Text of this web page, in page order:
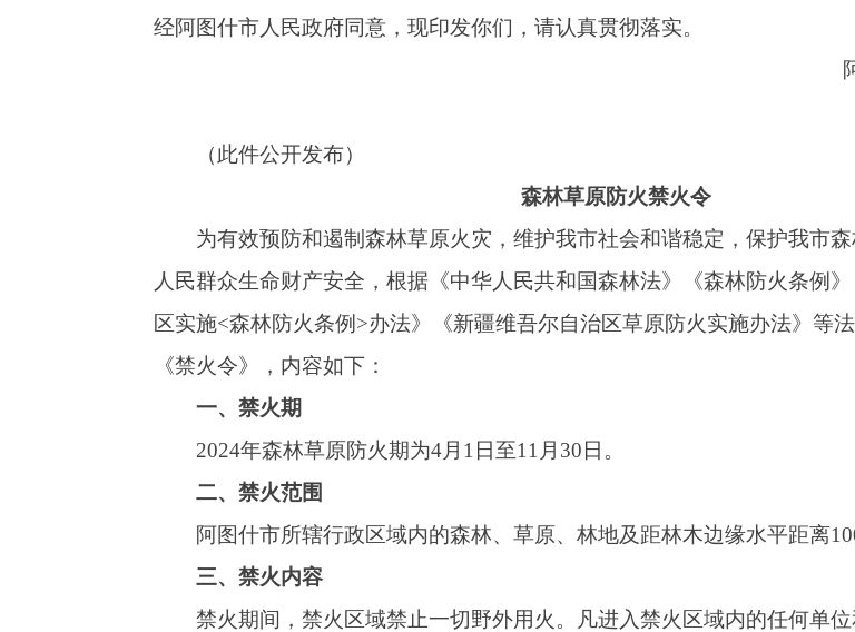
森林草原防火禁火令
《禁火令》，内容如下：
2024年森林草原防火期为4月1日至11月30日。
三、禁火内容
禁火期间，禁火区域禁止一切野外用火。凡进入禁火区域内的任何单位和个人不得实施以
下行为：
（一）携带火源、火种及易燃易爆物品。
（二）坟头烧纸或烧香、燃放烟花爆竹、吸烟、野炊。
（四）未经批准的施工用火。
（五）农林结合部位烧秸秆、烧荒、焚烧地埂等农事用火。
（六）其他易引发森林火灾的行为。